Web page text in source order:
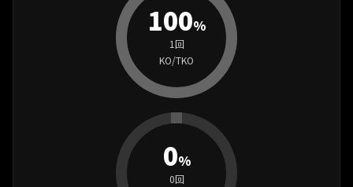
100%
1回
KO/TKO
0%
0回